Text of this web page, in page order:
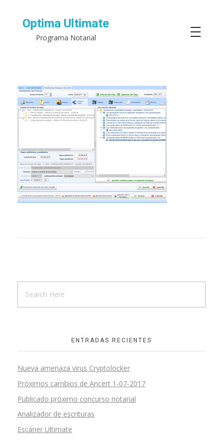
Optima Ultimate
Programa Notarial
ENTRADAS RECIENTES
Nueva amenaza virus Cryptolocker
Próximos cambios de Ancert 1-07-2017
Publicado próximo concurso notarial
Analizador de escrituras
Escáner Ultimate